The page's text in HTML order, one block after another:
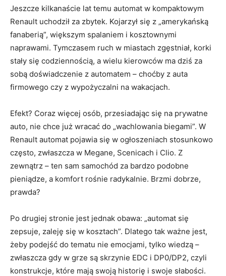
Jeszcze kilkanaście lat temu automat w kompaktowym
Renault uchodził za zbytek. Kojarzył się z „amerykańską
fanaberią”, większym spalaniem i kosztownymi
naprawami. Tymczasem ruch w miastach zgęstniał, korki
stały się codziennością, a wielu kierowców ma dziś za
sobą doświadczenie z automatem – choćby z auta
firmowego czy z wypożyczalni na wakacjach.
Efekt? Coraz więcej osób, przesiadając się na prywatne
auto, nie chce już wracać do „wachlowania biegami”. W
Renault automat pojawia się w ogłoszeniach stosunkowo
często, zwłaszcza w Megane, Scenicach i Clio. Z
zewnątrz – ten sam samochód za bardzo podobne
pieniądze, a komfort rośnie radykalnie. Brzmi dobrze,
prawda?
Po drugiej stronie jest jednak obawa: „automat się
zepsuje, zaleję się w kosztach”. Dlatego tak ważne jest,
żeby podejść do tematu nie emocjami, tylko wiedzą –
zwłaszcza gdy w grze są skrzynie EDC i DP0/DP2, czyli
konstrukcje, które mają swoją historię i swoje słabości.